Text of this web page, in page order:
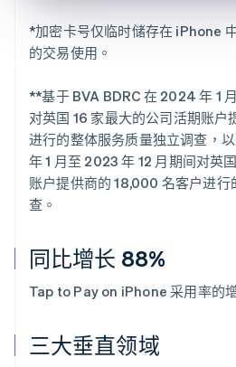
同比增长 88%
Tap to Pay on iPhone 采用率的
三大垂直领域
*加密卡号仅临时储存在 iPhone
的交易使用。
**基于 BVA BDRC 在 2024 年 1
对英国 16 家最大的公司活期账户
进行的整体服务质量独立调查，
年 1 月至 2023 年 12 月期间对英
账户提供商的 18,000 名客户进
查。
阿联酋